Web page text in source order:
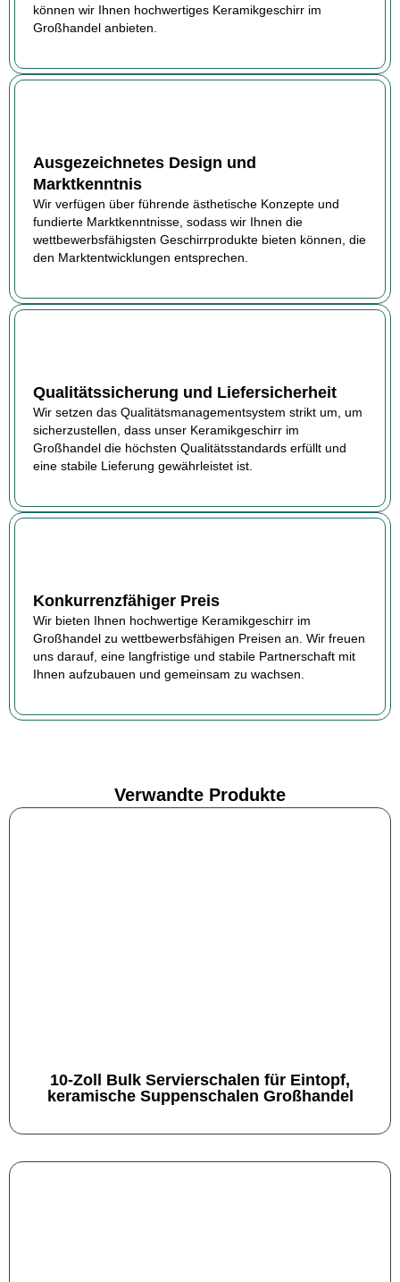
können wir Ihnen hochwertiges Keramikgeschirr im
Großhandel anbieten.
Ausgezeichnetes Design und
Marktkenntnis
Wir verfügen über führende ästhetische Konzepte und
fundierte Marktkenntnisse, sodass wir Ihnen die
wettbewerbsfähigsten Geschirrprodukte bieten können, die
den Marktentwicklungen entsprechen.
Qualitätssicherung und Liefersicherheit
Wir setzen das Qualitätsmanagementsystem strikt um, um
sicherzustellen, dass unser Keramikgeschirr im
Großhandel die höchsten Qualitätsstandards erfüllt und
eine stabile Lieferung gewährleistet ist.
Konkurrenzfähiger Preis
Wir bieten Ihnen hochwertige Keramikgeschirr im
Großhandel zu wettbewerbsfähigen Preisen an. Wir freuen
uns darauf, eine langfristige und stabile Partnerschaft mit
Ihnen aufzubauen und gemeinsam zu wachsen.
Verwandte Produkte
10-Zoll Bulk Servierschalen für Eintopf,
keramische Suppenschalen Großhandel